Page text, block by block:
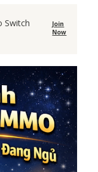
Switch
Join
Now